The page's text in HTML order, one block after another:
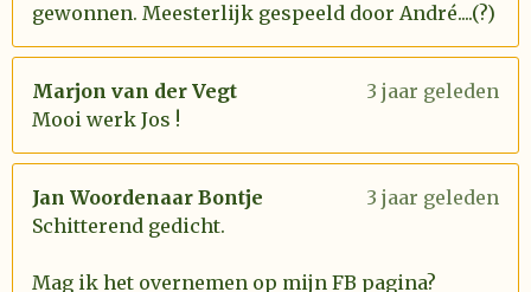
gewonnen. Meesterlijk gespeeld door André....(?)
Marjon van der Vegt
3 jaar geleden
Mooi werk Jos !
Jan Woordenaar Bontje
3 jaar geleden
Schitterend gedicht.
Mag ik het overnemen op mijn FB pagina?